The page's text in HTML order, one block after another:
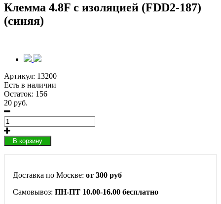
Клемма 4.8F с изоляцией (FDD2-187)
(синяя)
Артикул: 13200
Есть в наличии
Остаток: 156
20 руб.
В корзину
Доставка по Москве: от 300 руб
Самовывоз: ПН-ПТ 10.00-16.00 бесплатно